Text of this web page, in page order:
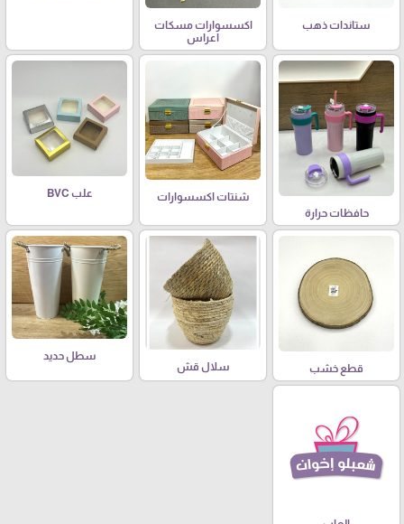
ستاندات ذهب
اكسسوارات مسكات
اعراس
حافظات حرارة
شنتات اكسسوارات علب BVC
قطع خشب سلال قش
سطل حديد